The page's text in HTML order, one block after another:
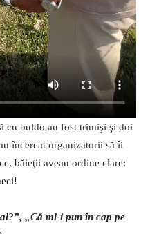
cu buldo au fost trimişi şi doi
încercat organizatorii să îi
băieţii aveau ordine clare:
„Că mi-i pun în cap pe